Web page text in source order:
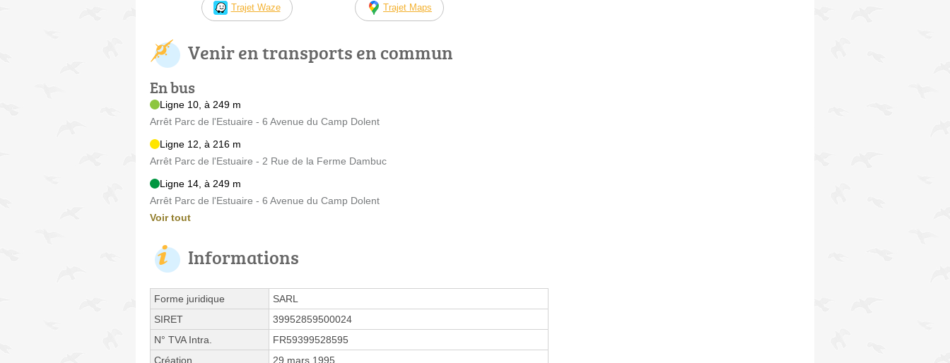
Trajet Waze Trajet Maps
Venir en transports en commun
En bus
Ligne 10, à 249 m
Arrêt Parc de l'Estuaire - 6 Avenue du Camp Dolent
Ligne 12, à 216 m
Arrêt Parc de l'Estuaire - 2 Rue de la Ferme Dambuc
Ligne 14, à 249 m
Arrêt Parc de l'Estuaire - 6 Avenue du Camp Dolent
Voir tout
Informations
Forme juridique
SARL
SIRET
39952859500024
N° TVA Intra.
FR59399528595
Création
29 mars 1995